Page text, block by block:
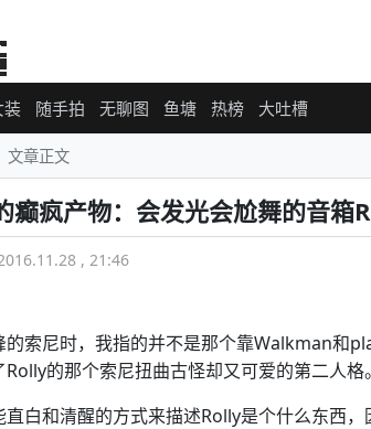
装 随手拍 无聊图 鱼塘 热榜 大吐槽
文章正文
癫疯产物：会发光会尬舞的音箱
, 21:46
的索尼时，我指的并不是那个靠Walkman和
的那个索尼扭曲古怪却又可爱的第二人格
直白和清醒的方式来描述Rolly是个什么东西